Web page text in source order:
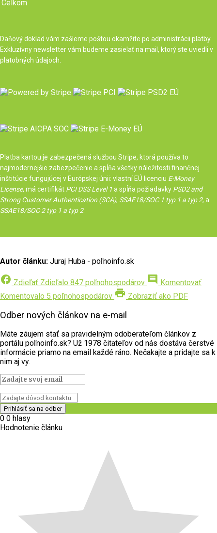
Celkom
Daňový doklad vám zašleme poštou okamžite po administrácii platby.
Exkluzívny newsletter vám budeme zasielať na mail, ktorý ste uviedli v
platobných údajoch.
Platba kartou je zabezpečená službou Stripe, ktorá používa to
najmodernejšie zabezpečenie a spĺňa všetky náležitosti finančnej
inštitúcie fungujúcej v Európskej únii: vlastní EÚ licenciu E-Money
License, má certifikát PCI DSS Level 1a spĺňa požiadavky PSD2 and
Strong Customer Authentication (SCA), SSAE18/SOC 1 typ 1 a typ 2, a
SSAE18/SOC 2 typ 1 a typ 2.
Autor článku: Juraj Huba - poľnoinfo.sk
facebook Zdieľať Zdieľalo 847 poľnohospodárov comment Komentovať
Komentovalo 5 poľnohospodárov print Zobraziť ako PDF
Odber nových článkov na e-mail
Máte záujem stať sa pravidelným odoberateľom článkov z
portálu poľnoinfo.sk? Už 1978 čitateľov od nás dostáva čerstvé
informácie priamo na email každé ráno. Nečakajte a pridajte sa k
nim aj vy.
0 0 hlasy
Hodnotenie článku